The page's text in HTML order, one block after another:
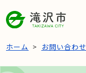
ホーム お問い合わせ